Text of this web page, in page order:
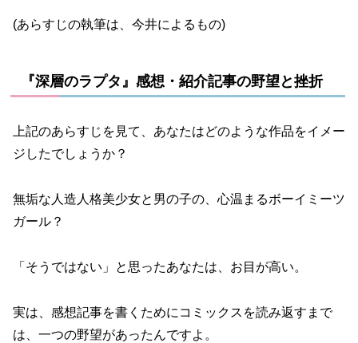
(あらすじの執筆は、今井によるもの)
『深層のラプタ』感想・紹介記事の野望と挫折
上記のあらすじを見て、あなたはどのような作品をイメー
ジしたでしょうか？
無垢な人造人格美少女と男の子の、心温まるボーイミーツ
ガール？
「そうではない」と思ったあなたは、お目が高い。
実は、感想記事を書くためにコミックスを読み返すまで
は、一つの野望があったんですよ。